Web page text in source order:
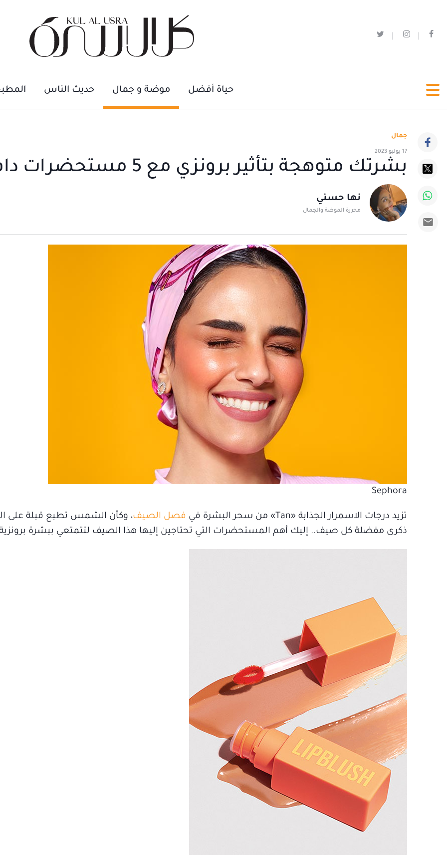
حياة أفضل موضة و جمال حديث الناس
جمال
17 يوليو 2023
بشرتك متوهجة بتأثير برونزي مع 5 مستحضرات دافئة
نها حسني
محررة الموضة والجمال
Sephora
تزيد درجات الاسمرار الجذابة «Tan» من سحر البشرة في فصل الصيف، وكأن الشمس تطبع قبلة على
ذكرى مفضلة كل صيف.. إليك أهم المستحضرات التي تحتاجين إليها هذا الصيف لتتمتعي ببشرة